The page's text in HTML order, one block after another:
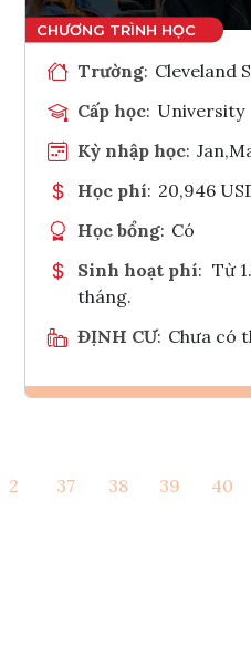
Trường: Cleveland
Cấp học: University
Kỳ nhập học:
Học phí: 20,946
Học bổng: Có
Sinh hoạt phí: Từ
tháng.
ĐỊNH CƯ: Chưa có
2 37 38 39 40